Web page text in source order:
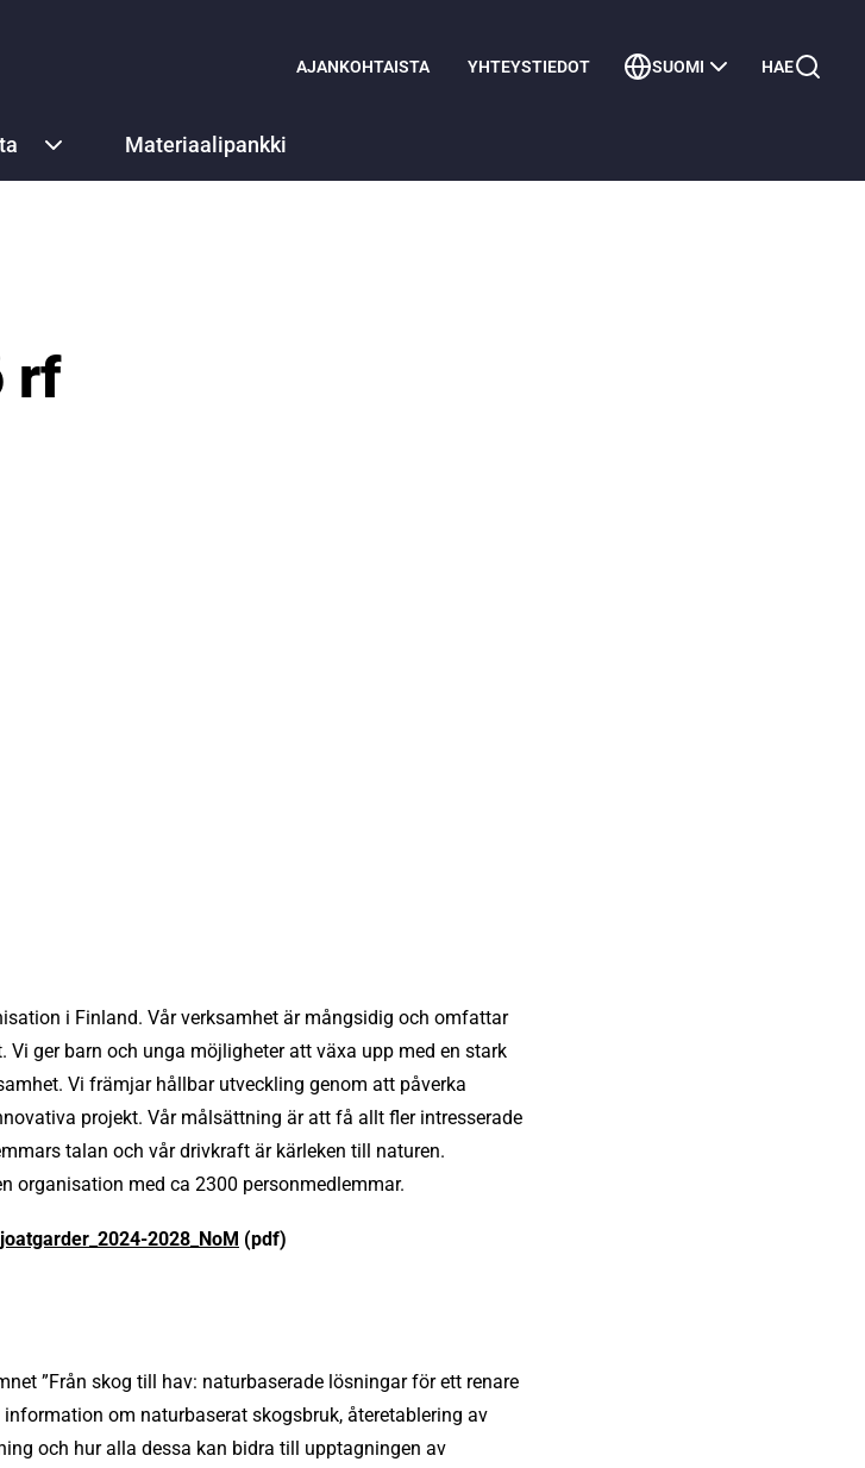
AJANKOHTAISTA YHTEYSTIEDOT SUOMI HAE
Materiaalipankki
rf
i Finland. Vår verksamhet är mångsidig och omfattar
ger barn och unga möjligheter att växa upp med en stark
Vi främjar hållbar utveckling genom att påverka
projekt. Vår målsättning är att få allt fler intresserade
talan och vår drivkraft är kärleken till naturen.
organisation med ca 2300 personmedlemmar.
2028_NoM
”Från skog till hav: naturbaserade lösningar för ett renare
om naturbaserat skogsbruk, återetablering av
och hur alla dessa kan bidra till upptagningen av